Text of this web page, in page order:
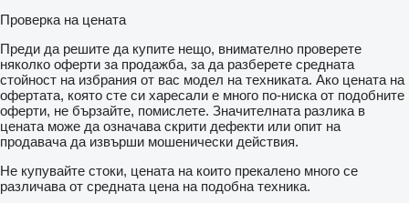
Проверка на цената
Преди да решите да купите нещо, внимателно проверете
няколко оферти за продажба, за да разберете средната
стойност на избрания от вас модел на техниката. Ако цената на
офертата, която сте си харесали е много по-ниска от подобните
оферти, не бързайте, помислете. Значителната разлика в
цената може да означава скрити дефекти или опит на
продавача да извърши мошенически действия.
Не купувайте стоки, цената на които прекалено много се
различава от средната цена на подобна техника.